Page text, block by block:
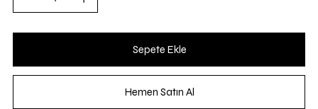
Sepete Ekle
Hemen Satın Al